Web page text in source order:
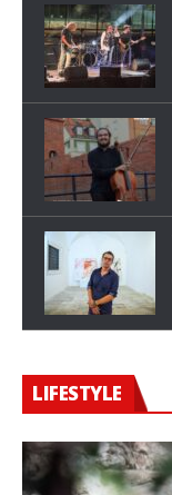
LIFESTYLE